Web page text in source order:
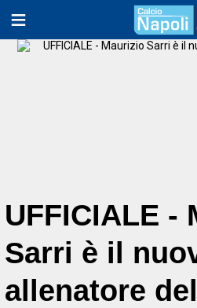
UFFICIALE -
Sarri è il
allenatore